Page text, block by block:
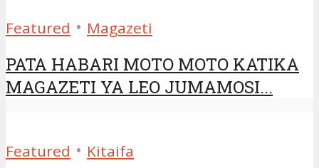
Featured • Magazeti
PATA HABARI MOTO MOTO KATIKA
MAGAZETI YA LEO JUMAMOSI...
Featured • Kitaifa